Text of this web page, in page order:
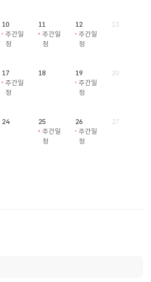
10
주간일
정
11
주간일
정
12
주간일
정
13
17
주간일
정
18
19
주간일
정
20
24
25
주간일
정
26
주간일
정
27